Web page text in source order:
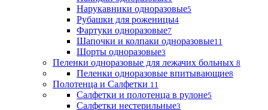
Нарукавники одноразовые5
Рубашки для роженицы4
Фартуки одноразовые7
Шапочки и колпаки одноразовые11
Шорты одноразовые3
Пеленки одноразовые для лежачих больных 8
Пеленки одноразовые впитывающие8
Полотенца и Салфетки 11
Салфетки и полотенца в рулоне5
Салфетки нестерильные3